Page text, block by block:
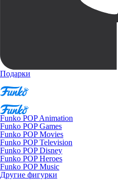
Подарки
Funko POP Animation
Funko POP Games
Funko POP Movies
Funko POP Television
Funko POP Disney
Funko POP Heroes
Funko POP Music
Другие фигурки